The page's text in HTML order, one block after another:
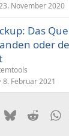
November 2020
Das
oder
8. Februar 2021
(Twitter)
BlueskyReddit